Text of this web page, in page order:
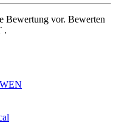
Bewertung vor. Bewerten
.